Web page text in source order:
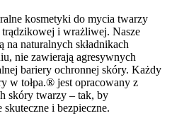
kosmetyki do mycia twarzy
i wrażliwej. Nasze
na naturalnych składnikach
nie zawierają agresywnych
bariery ochronnej skóry. Każdy
w tołpa.® jest opracowany z
skóry twarzy – tak, by
skuteczne i bezpieczne.